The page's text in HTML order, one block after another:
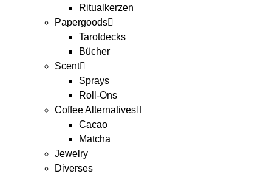
Ritualkerzen
Papergoods
Tarotdecks
Bücher
Scent
Sprays
Roll-Ons
Coffee Alternatives
Cacao
Matcha
Jewelry
Diverses